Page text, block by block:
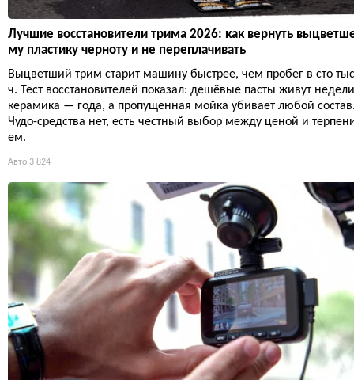
Лучшие восстановители трима 2026: как вернуть
му пластику черноту и не переплачивать
Выцветший трим старит машину быстрее, чем пробег в сто
ч. Тест восстановителей показал: дешёвые пасты живут
керамика — года, а пропущенная мойка убивает любой
Чудо-средства нет, есть честный выбор между ценой и
ем.
Авто 3 824